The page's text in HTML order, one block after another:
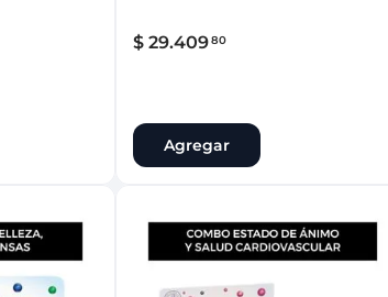
$ 29.40980
Agregar